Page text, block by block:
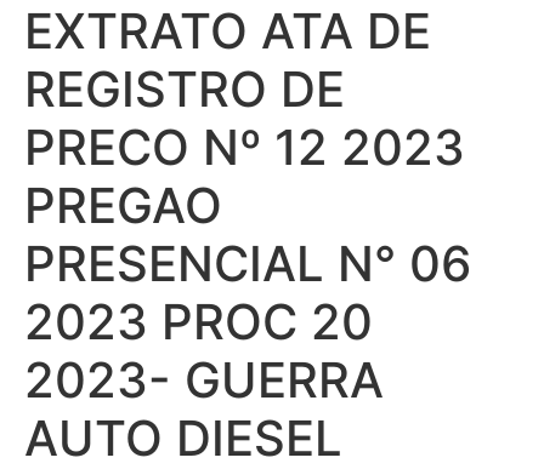
EXTRATO ATA DE
REGISTRO DE
PRECO Nº 12 2023
PREGAO
PRESENCIAL N° 06
2023 PROC 20
2023- GUERRA
AUTO DIESEL